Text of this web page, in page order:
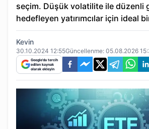
seçim. Düşük volatilite ile düzenli
hedefleyen yatırımcılar için ideal
Kevin
30.10.2024 12:55Güncellenme: 05.08.2026
Google'da tercih
edilen kaynak
olarak ekleyin